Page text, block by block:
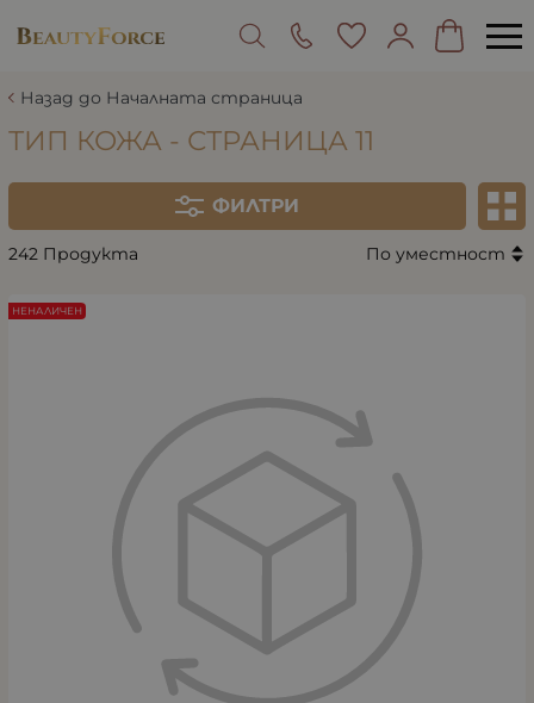
Назад до Началната страница
ТИП КОЖА - СТРАНИЦА 11
ФИЛТРИ
242 Продукта По уместност
НЕНАЛИЧЕН